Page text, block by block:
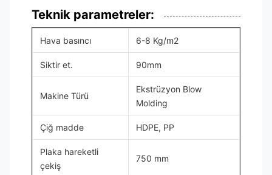
Teknik parametreler:
Hava basıncı 6-8 Kg/m2
Siktir et. 90mm
Makine Türü
Ekstrüzyon Blow
Molding
Çiğ madde HDPE, PP
Plaka hareketli
çekiş
750 mm